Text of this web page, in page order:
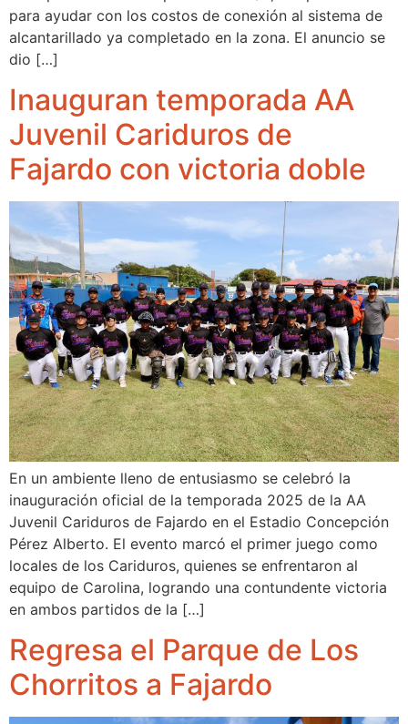
para ayudar con los costos de conexión al sistema de
alcantarillado ya completado en la zona. El anuncio se
dio […]
Inauguran temporada AA
Juvenil Cariduros de
Fajardo con victoria doble
En un ambiente lleno de entusiasmo se celebró la
inauguración oficial de la temporada 2025 de la AA
Juvenil Cariduros de Fajardo en el Estadio Concepción
Pérez Alberto. El evento marcó el primer juego como
locales de los Cariduros, quienes se enfrentaron al
equipo de Carolina, logrando una contundente victoria
en ambos partidos de la […]
Regresa el Parque de Los
Chorritos a Fajardo